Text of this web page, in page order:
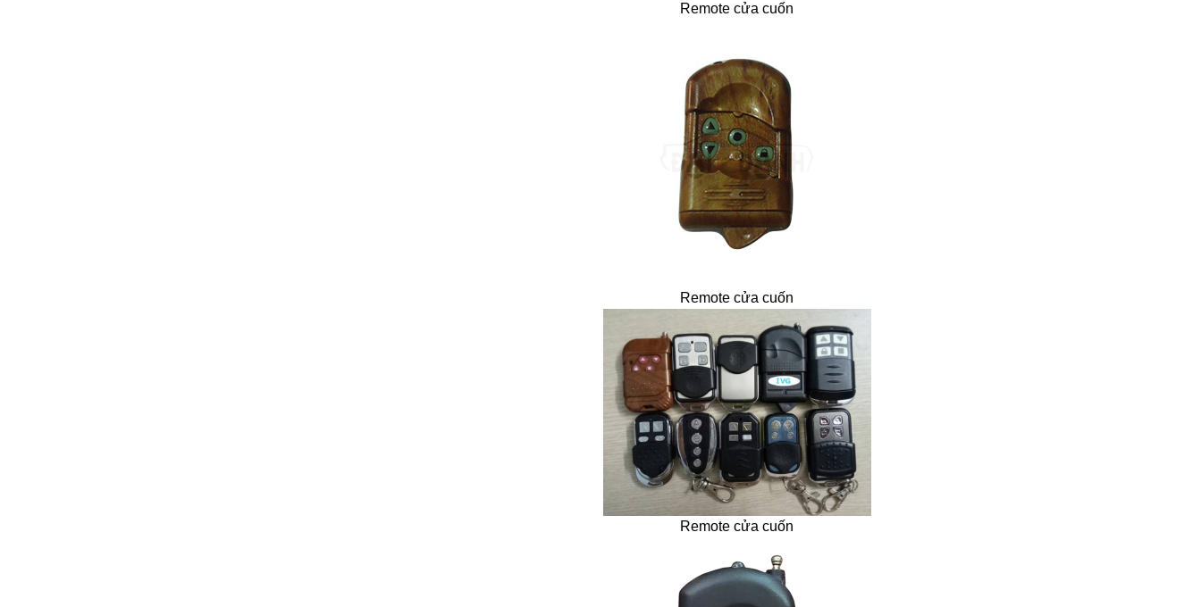
Remote cửa cuốn
Remote cửa cuốn
Remote cửa cuốn